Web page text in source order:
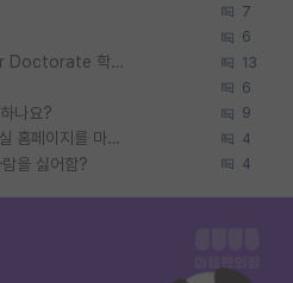
7
6
우리나라도 학구 열풍보면 Higher Doctorate 학위가 필요하다고 봅니다. 13
6
나요? 9
카이스트 교수님들 중에서도 연구실 홈페이지를 마련 안 하신 분들이 계시던데 4
을 싫어함? 4